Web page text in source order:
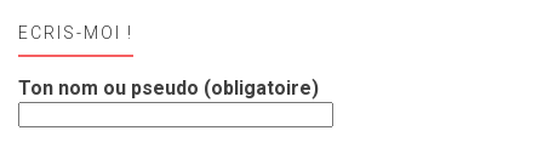
ECRIS-MOI !
Ton nom ou pseudo (obligatoire)